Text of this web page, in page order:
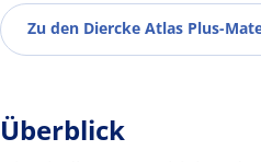
Zu den Diercke Atlas Plus-
Überblick